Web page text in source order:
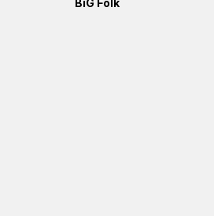
BiG Folk